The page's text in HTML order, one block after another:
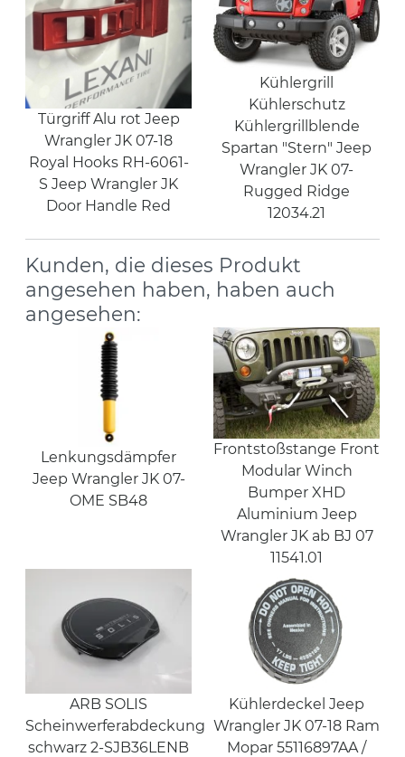
Türgriff Alu rot Jeep
Wrangler JK 07-18
Royal Hooks RH-6061-
S Jeep Wrangler JK
Door Handle Red
Kühlergrill
Kühlerschutz
Kühlergrillblende
Spartan "Stern" Jeep
Wrangler JK 07-
Rugged Ridge
12034.21
Kunden, die dieses Produkt
angesehen haben, haben auch
angesehen:
Lenkungsdämpfer
Jeep Wrangler JK 07-
OME SB48
Frontstoßstange Front
Modular Winch
Bumper XHD
Aluminium Jeep
Wrangler JK ab BJ 07
11541.01
ARB SOLIS
Scheinwerferabdeckung
schwarz 2-SJB36LENB
Kühlerdeckel Jeep
Wrangler JK 07-18 Ram
Mopar 55116897AA /